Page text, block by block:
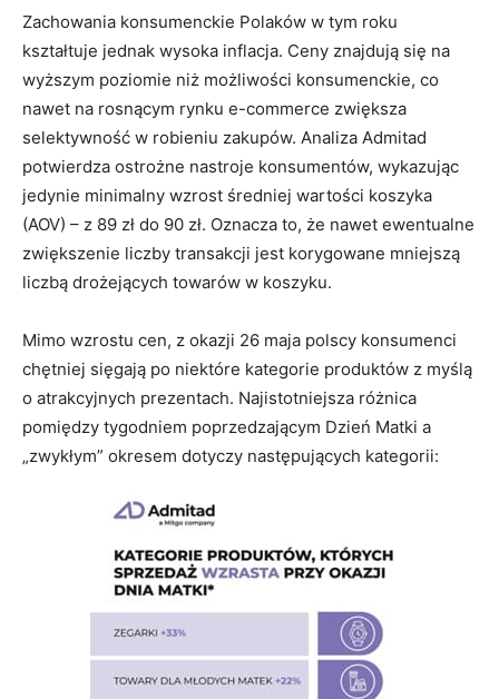
Zachowania konsumenckie Polaków w tym roku
kształtuje jednak wysoka inflacja. Ceny znajdują się na
wyższym poziomie niż możliwości konsumenckie, co
nawet na rosnącym rynku e-commerce zwiększa
selektywność w robieniu zakupów. Analiza Admitad
potwierdza ostrożne nastroje konsumentów, wykazując
jedynie minimalny wzrost średniej wartości koszyka
(AOV) – z 89 zł do 90 zł. Oznacza to, że nawet ewentualne
zwiększenie liczby transakcji jest korygowane mniejszą
liczbą drożejących towarów w koszyku.
Mimo wzrostu cen, z okazji 26 maja polscy konsumenci
chętniej sięgają po niektóre kategorie produktów z myślą
o atrakcyjnych prezentach. Najistotniejsza różnica
pomiędzy tygodniem poprzedzającym Dzień Matki a
„zwykłym” okresem dotyczy następujących kategorii: